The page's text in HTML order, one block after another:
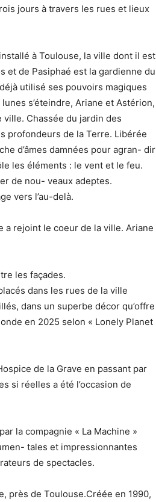
jours à travers les rues et lieux
à Toulouse, la ville dont il est
et de Pasiphaé est la gardienne du
utilisé ses pouvoirs magiques
s’éteindre, Ariane et Astérion,
Chassée du jardin des
profondeurs de la Terre. Libérée
d’âmes damnées pour agran- dir
les éléments : le vent et le feu.
de nou- veaux adeptes.
vers l’au-delà.
rejoint le coeur de la ville. Ariane
les façades.
dans les rues de la ville
dans un superbe décor qu’offre
en 2025 selon « Lonely Planet
de la Grave en passant par
si réelles a été l’occasion de
la compagnie « La Machine »
tales et impressionnantes
de spectacles.
près de Toulouse.Créée en 1990,